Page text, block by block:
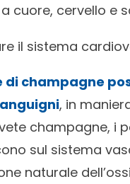
cuore, cervello e
il sistema
champagne
, in
champagne, i
sul sistema
naturale